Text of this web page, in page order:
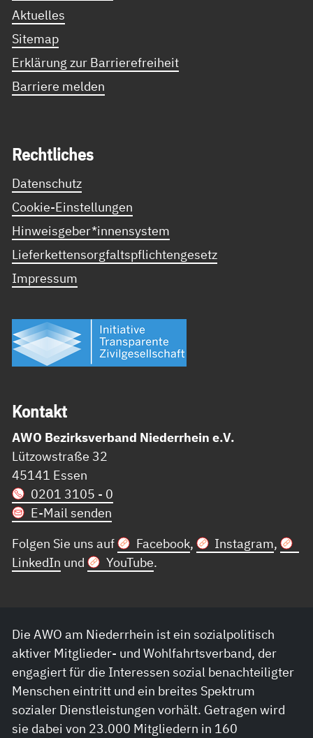
Aktuelles
Sitemap
Erklärung zur Barrierefreiheit
Barriere melden
Recht­li­ches
Datenschutz
Cookie-Einstellungen
Hinweisgeber*innensystem
Lieferkettensorgfaltspflichtengesetz
Impressum
Kon­takt
AWO Bezirksverband Niederrhein e.V.
Lützowstraße 32
45141 Essen
0201 3105 - 0
E-Mail senden
Folgen Sie uns auf
Facebook, Instagram,
LinkedIn und YouTube.
Die AWO am Niederrhein ist ein sozialpolitisch
aktiver Mitglieder- und Wohlfahrtsverband, der
engagiert für die Interessen sozial benachteiligter
Menschen eintritt und ein breites Spektrum
sozialer Dienstleistungen vorhält. Getragen wird
sie dabei von 23.000 Mitgliedern in 160